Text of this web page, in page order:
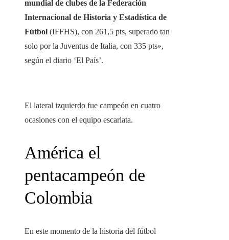
mundial de clubes de la Federación
Internacional de Historia y Estadística de
Fútbol (IFFHS), con 261,5 pts, superado tan
solo por la Juventus de Italia, con 335 pts»,
según el diario ‘El País’.
El lateral izquierdo fue campeón en cuatro
ocasiones con el equipo escarlata.
América el
pentacampeón de
Colombia
En este momento de la historia del fútbol